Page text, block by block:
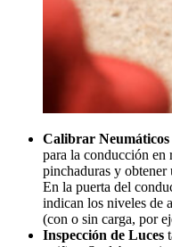
Calibrar Neumáticos
para la conducción en
pinchaduras y
En la puerta del
indican los niveles de
(con o sin carga, por
Inspección de Luces